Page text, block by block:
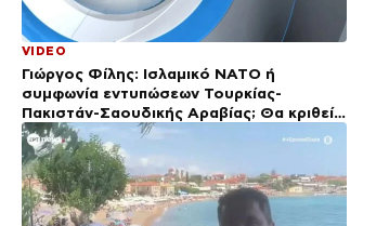
VIDEO
Γιώργος Φίλης: Ισλαμικό ΝΑΤΟ ή
συμφωνία εντυπώσεων Τουρκίας-
Πακιστάν-Σαουδικής Αραβίας; Θα κριθεί
στην πράξη